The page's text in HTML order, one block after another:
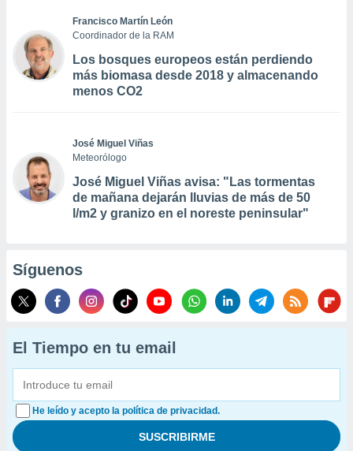
Francisco Martín León
Coordinador de la RAM
Los bosques europeos están perdiendo
más biomasa desde 2018 y almacenando
menos CO2
José Miguel Viñas
Meteorólogo
José Miguel Viñas avisa: "Las tormentas
de mañana dejarán lluvias de más de 50
l/m2 y granizo en el noreste peninsular"
Síguenos
El Tiempo en tu email
He leído y acepto la política de privacidad.